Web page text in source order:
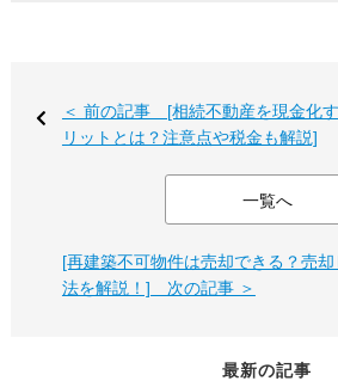
＜ 前の記事 [相続不動産を現金化
リットとは？注意点や税金も解説]
一覧へ
[再建築不可物件は売却できる？売
法を解説！] 次の記事 ＞
最新の記事